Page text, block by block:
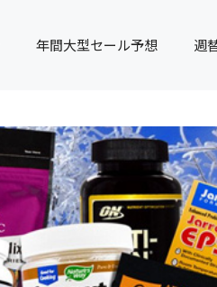
年間大型セール予想 週